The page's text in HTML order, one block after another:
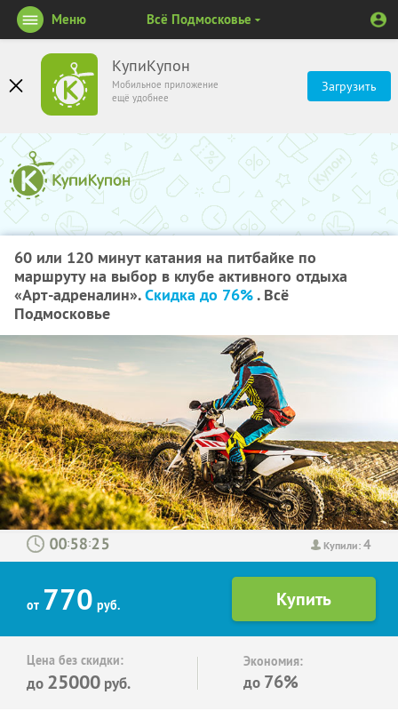
КупиКупон
Мобильное приложение
ещё удобнее
Загрузить
Меню Всё Подмосковье
60 или 120 минут катания на питбайке по
маршруту на выбор в клубе активного отдыха
«Арт-адреналин».Скидка до 76%. Всё
Подмосковье
Купили:4
: :
от 770 руб.
Цена без скидки:
до 25000 руб.
Экономия:
до 76%